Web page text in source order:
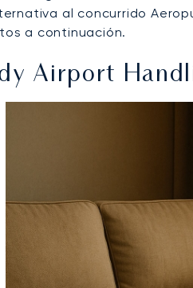
al concurrido
a continuación.
Airport